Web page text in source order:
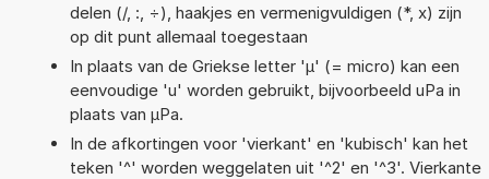
delen (/, :, ÷), haakjes en vermenigvuldigen (*, x) zijn
op dit punt allemaal toegestaan
In plaats van de Griekse letter 'µ' (= micro) kan een
eenvoudige 'u' worden gebruikt, bijvoorbeeld uPa in
plaats van µPa.
In de afkortingen voor 'vierkant' en 'kubisch' kan het
teken '^' worden weggelaten uit '^2' en '^3'. Vierkante